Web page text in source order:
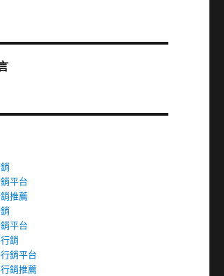
平台
推薦
平台
銷
銷平台
銷推薦